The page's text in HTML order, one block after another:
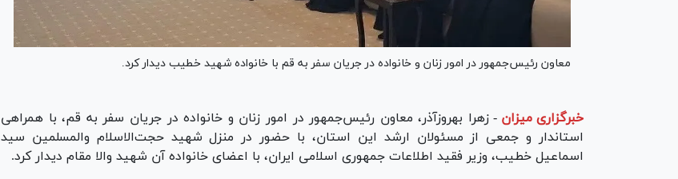
معاون رئیس‌جمهور در امور زنان و خانواده در جریان سفر به قم با خانواده شهید خطیب دیدار کرد.
خبرگزاری میزان - زهرا بهروزآذر، معاون رئیس‌جمهور در امور زنان و خانواده در جریان سفر به قم، با همراهی
استاندار و جمعی از مسئولان ارشد این استان، با حضور در منزل شهید حجت‌الاسلام والمسلمین سید
اسماعیل خطیب، وزیر فقید اطلاعات جمهوری اسلامی ایران، با اعضای خانواده آن شهید والا مقام دیدار کرد.